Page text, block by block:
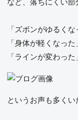
など、落ちにくい部
「ズボンがゆるくな
「身体が軽くなった
「ラインが変わった
というお声も多くい